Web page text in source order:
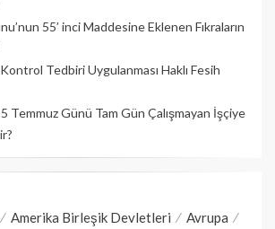
55’ inci Maddesine Eklenen Fıkraların
Tedbiri Uygulanması Haklı Fesih
Temmuz Günü Tam Gün Çalışmayan İşçiye
Amerika Birleşik Devletleri
Avrupa